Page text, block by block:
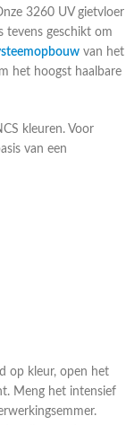
3260 UV gietvloer
tevens geschikt om
van het
het hoogst haalbare
kleuren. Voor
van een
op kleur, open het
Meng het intensief